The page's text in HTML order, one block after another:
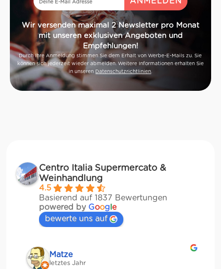
Wir versenden maximal 2 Newsletter pro Monat
mit unseren exklusiven Angeboten und
Empfehlungen!
Durch Ihre Anmeldung stimmen Sie dem Erhalt von Werbe-E-Mails zu. Sie
können sich jederzeit wieder abmelden. Weitere Informationen erhalten Sie
in unseren Datenschutzrichtlinien
Centro Italia Supermercato &
Weinhandlung
4.5
Basierend auf 1837 Bewertungen
powered by Google
bewerte uns auf
Matze
letztes Jahr